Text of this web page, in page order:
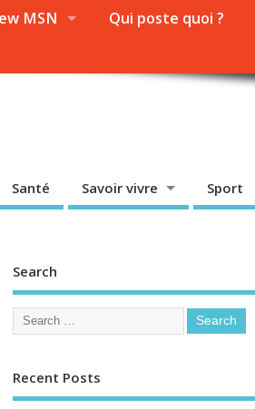
MSN
Qui poste quoi ?
Santé Savoir vivre Sport
Search
Recent Posts